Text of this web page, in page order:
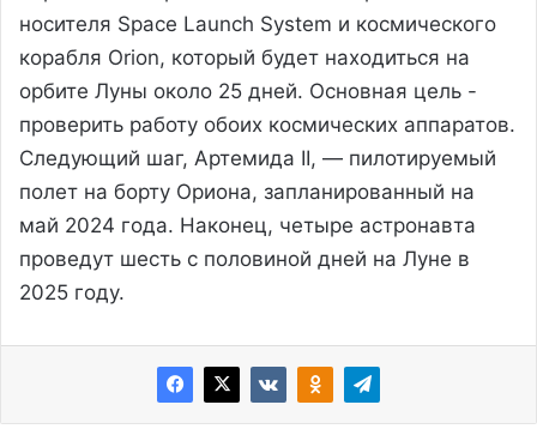
носителя Space Launch System и космического
корабля Orion, который будет находиться на
орбите Луны около 25 дней. Основная цель -
проверить работу обоих космических аппаратов.
Следующий шаг, Артемида II, — пилотируемый
полет на борту Ориона, запланированный на
май 2024 года. Наконец, четыре астронавта
проведут шесть с половиной дней на Луне в
2025 году.